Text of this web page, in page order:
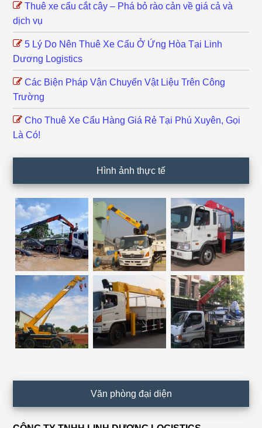
Thuê xe cẩu cắt cây – Phá bỏ rào cản về giá cả và
dịch vụ
5 Lý Do Nên Thuê Xe Cẩu Ở Ứng Hòa Tại Linh
Dương Logistics
Các Biện Pháp Vận Chuyển Vật Liệu Trên Công
Trường
Cho Thuê Xe Cẩu Hàng Giá Rẻ Tại Phú Xuyên, Gọi
Là Có!
Hình ảnh thực tế
Văn phòng đại diện